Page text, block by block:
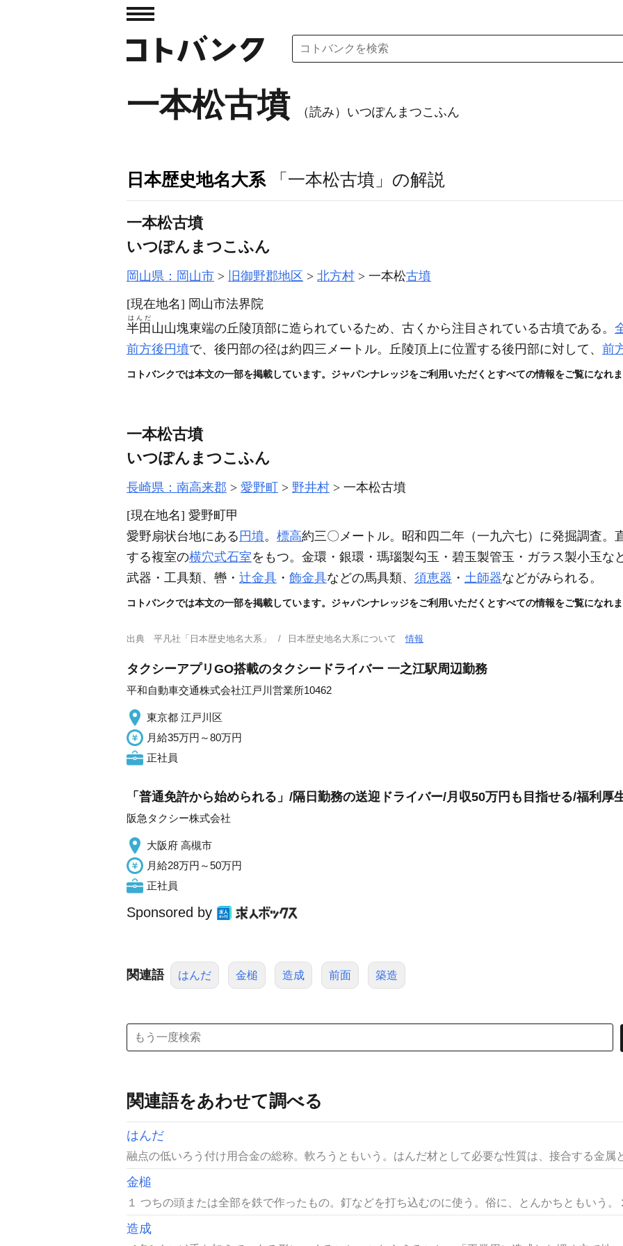
一本松古墳 （読み）いつぽんまつこふん
日本歴史地名大系 「一本松古墳」の解説
一本松古墳
いつぽんまつこふん
岡山県：岡山市 旧御野郡地区 北方村 一本松古墳
[現在地名] 岡山市法界院
半田
はんだ
山山塊東端の丘陵頂部に造られているため、古くから注目されている古墳である。
前方後円墳で、後円部の径は約四三メートル。丘陵頂上に位置する後円部に対して、 前
コトバンクでは本文の一部を掲載しています。ジャパンナレッジをご利用いただくとすべての情報をご覧になれ
一本松古墳
いつぽんまつこふん
長崎県：南高来郡 愛野町 野井村
一本松古墳
[現在地名] 愛野町甲
愛野扇状台地にある 円墳。 標高約三〇メートル。昭和四二年 （一九六七） に発掘調査。
する複室の横穴式石室をもつ。金環・銀環・瑪瑙製勾玉・碧玉製管玉・ガラス製小玉な
武器・工具類、轡・ 辻金具 ・ 飾金具などの馬具類、 須恵器 ・ 土師器などがみられる。
コトバンクでは本文の一部を掲載しています。ジャパンナレッジをご利用いただくとすべての情報をご覧になれ
出典 平凡社「日本歴史地名大系」 日本歴史地名大系について情報
タクシーアプリGO搭載のタクシードライバー 一之江駅周辺勤務
平和自動車交通株式会社江戸川営業所10462
東京都 江戸川区
月給35万円～80万円
正社員
「普通免許から始められる」/隔日勤務の送迎ドライバー/月収50万円も目指せる/福利厚
阪急タクシー株式会社
大阪府 高槻市
月給28万円～50万円
正社員
Sponsored by
関連語 はんだ 金槌 造成 前面 築造
関連語をあわせて調べる
はんだ
融点の低いろう付け用合金の総称。軟ろうともいう。はんだ材として必要な性質は、接合する金属
金槌
１ つちの頭または全部を鉄で作ったもの。釘などを打ち込むのに使う。俗に、とんかちともいう。
造成